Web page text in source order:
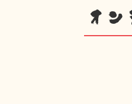
オ